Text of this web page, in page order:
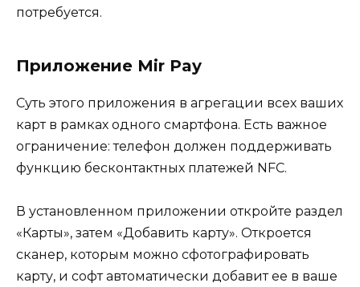
потребуется.
Приложение Mir Pay
Суть этого приложения в агрегации всех ваших
карт в рамках одного смартфона. Есть важное
ограничение: телефон должен поддерживать
функцию бесконтактных платежей NFC.
В установленном приложении откройте раздел
«Карты», затем «Добавить карту». Откроется
сканер, которым можно сфотографировать
карту, и софт автоматически добавит ее в ваше